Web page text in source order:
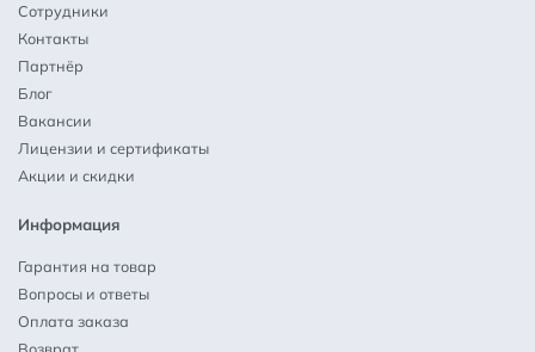
Сотрудники
Контакты
Партнёр
Блог
Вакансии
Лицензии и сертификаты
Акции и скидки
Информация
Гарантия на товар
Вопросы и ответы
Оплата заказа
Возврат